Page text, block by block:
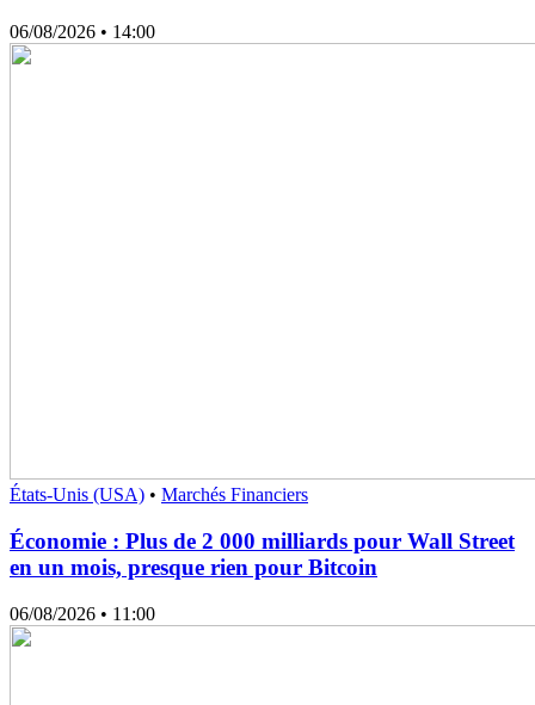
06/08/2026 • 14:00
États-Unis (USA) • Marchés Financiers
Économie : Plus de 2 000 milliards pour Wall Street
en un mois, presque rien pour Bitcoin
06/08/2026 • 11:00